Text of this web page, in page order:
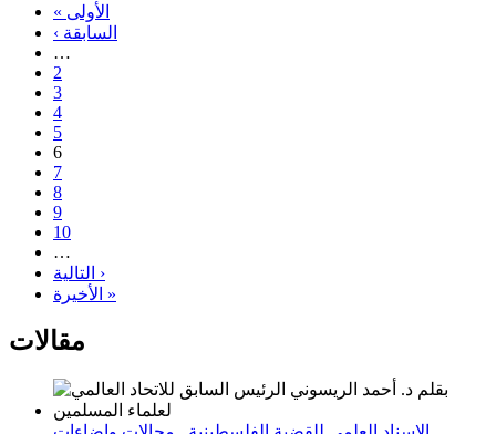
« الأولى
‹ السابقة
…
2
3
4
5
6
7
8
9
10
…
التالية ›
الأخيرة »
مقالات